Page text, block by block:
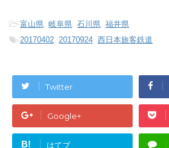
-富山県, 岐阜県, 石川県, 福井県
-20170402, 20170924, 西日本旅客鉄道
Twitter
Google+
B! はてブ